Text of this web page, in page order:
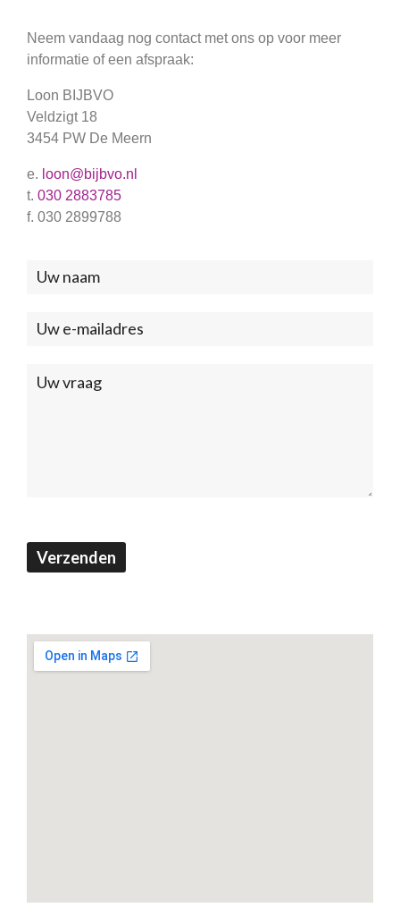
Neem vandaag nog contact met ons op voor meer
informatie of een afspraak:
Loon BIJBVO
Veldzigt 18
3454 PW De Meern
e. loon@bijbvo.nl
t. 030 2883785
f. 030 2899788
Neem
met
ons
Verzenden